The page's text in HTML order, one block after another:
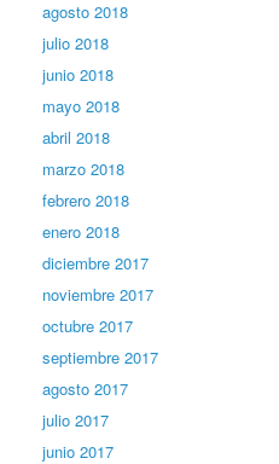
agosto 2018
julio 2018
junio 2018
mayo 2018
abril 2018
marzo 2018
febrero 2018
enero 2018
diciembre 2017
noviembre 2017
octubre 2017
septiembre 2017
agosto 2017
julio 2017
junio 2017